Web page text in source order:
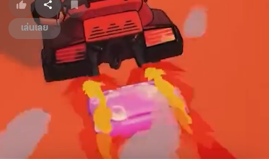
เล่นเลย